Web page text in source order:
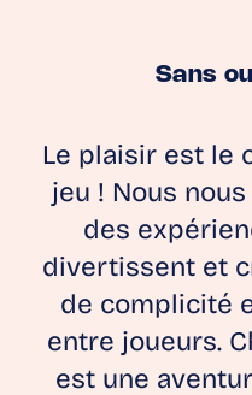
Sans
Le plaisir est le
jeu ! Nous
des
divertissent et
de complicité
entre joueurs.
est une